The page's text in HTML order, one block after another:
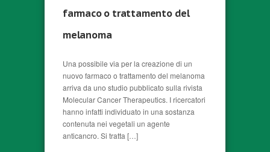
farmaco o trattamento del
melanoma
Una possibile via per la creazione di un
nuovo farmaco o trattamento del melanoma
arriva da uno studio pubblicato sulla rivista
Molecular Cancer Therapeutics. I ricercatori
hanno infatti individuato in una sostanza
contenuta nei vegetali un agente
anticancro. Si tratta […]